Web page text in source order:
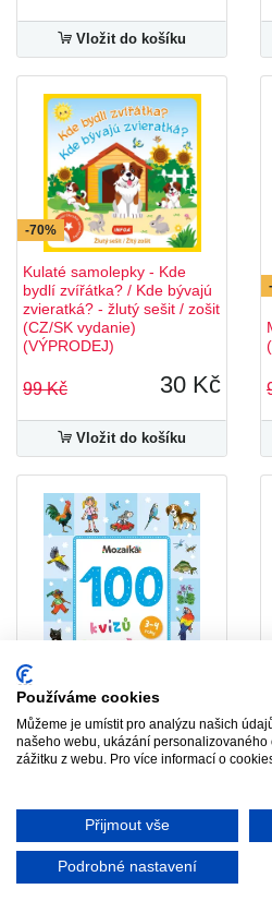
Vložit do košíku
-70%
Kulaté samolepky - Kde
bydlí zvířátka? / Kde bývajú
zvieratká? - žlutý sešit / zošit
(CZ/SK vydanie)
(VÝPRODEJ)
99 Kč 30 Kč
Vložit do košíku
-70%
Mozaika - 100 kvízů pro děti
(3-4 roky) (VÝPRODEJ)
Vložit do košíku
Používáme cookies
Můžeme je umístit pro analýzu našich
našeho webu, ukázání
zážitku z webu. Pro více informací o
Přijmout vše
Podrobné nastavení